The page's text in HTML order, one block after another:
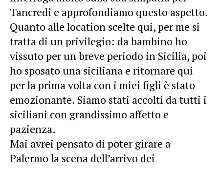
Tancredi e approfondiamo questo aspetto.
Quanto alle location scelte qui, per me si
tratta di un privilegio: da bambino ho
vissuto per un breve periodo in Sicilia, poi
ho sposato una siciliana e ritornare qui
per la prima volta con i miei figli è stato
emozionante. Siamo stati accolti da tutti i
siciliani con grandissimo affetto e
pazienza.
Mai avrei pensato di poter girare a
Palermo la scena dell’arrivo dei